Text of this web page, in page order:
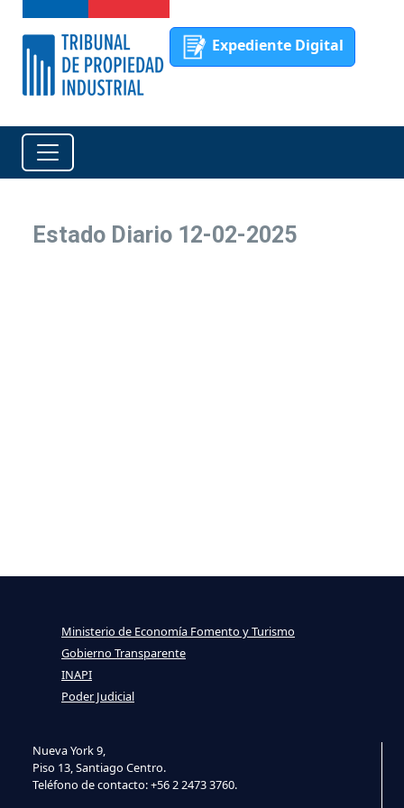
Expediente Digital
Estado Diario 12-02-2025
Nueva York 9,
Piso 13, Santiago Centro.
Teléfono de contacto: +56 2 2473 3760.
Ministerio de Economía Fomento y Turismo
Gobierno Transparente
INAPI
Poder Judicial